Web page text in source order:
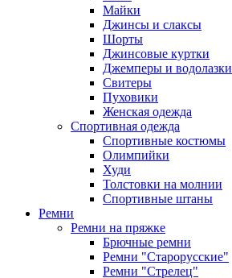
Майки
Джинсы и слаксы
Шорты
Джинсовые куртки
Джемперы и водолазки
Свитеры
Пуховики
Женская одежда
Спортивная одежда
Спортивные костюмы
Олимпийки
Худи
Толстовки на молнии
Спортивные штаны
Ремни
Ремни на пряжке
Брючные ремни
Ремни "Старорусские"
Ремни "Стрелец"